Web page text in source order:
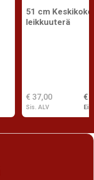
51 cm
leikkuuterä
€
Ei
€ 37,00
Sis. ALV